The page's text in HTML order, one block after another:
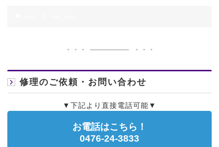
修理のご依頼・お問い合わせ
▼下記より直接電話可能▼
お電話はこちら！
0476-24-3833